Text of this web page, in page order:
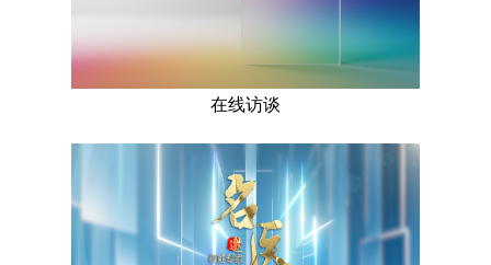
在线访谈